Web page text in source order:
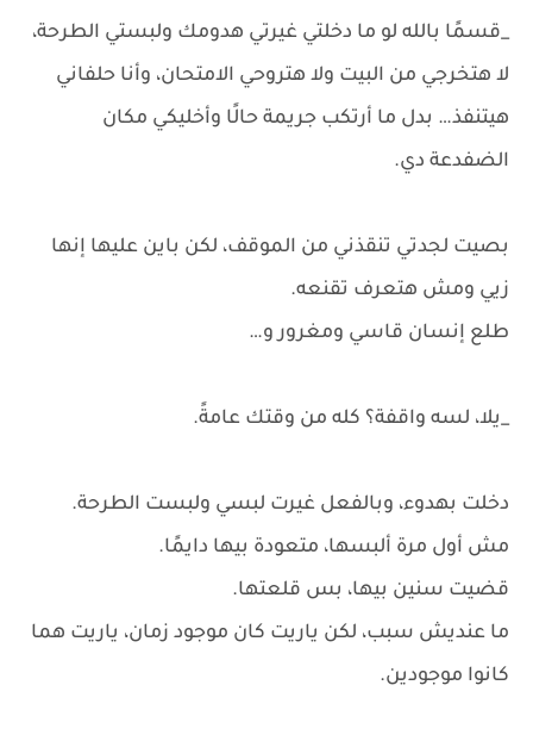
_قسمًا بالله لو ما دخلتي غيرتي هدومك ولبستي الطرحة،
لا هتخرجي من البيت ولا هتروحي الامتحان، وأنا حلفاني
هيتنفذ… بدل ما أرتكب جريمة حالًا وأخليكي مكان
الضفدعة دي.
بصيت لجدتي تنقذني من الموقف، لكن باين عليها إنها
زيي ومش هتعرف تقنعه.
طلع إنسان قاسي ومغرور و…
_يلا، لسه واقفة؟ كله من وقتك عامةً.
دخلت بهدوء، وبالفعل غيرت لبسي ولبست الطرحة.
مش أول مرة ألبسها، متعودة بيها دايمًا.
قضيت سنين بيها، بس قلعتها.
ما عنديش سبب، لكن ياريت كان موجود زمان، ياريت هما
كانوا موجودين.